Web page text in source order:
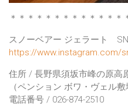
＊＊＊＊＊＊＊＊＊＊＊＊＊
スノーベアー ジェラート
https://www.instagram.com/
住所 / 長野県須坂市峰の原高
（ペンション ボワ・ヴェル敷
電話番号 / 026-874-2510